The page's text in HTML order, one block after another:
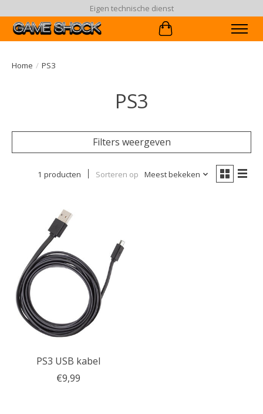
Eigen technische dienst
Winkelwagen
Home / PS3
PS3
Filters weergeven
1 producten Sorteren op Meest bekeken
PS3 USB kabel
€9,99